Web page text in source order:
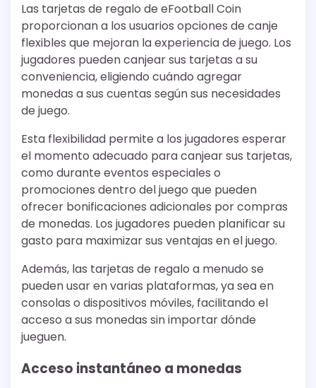
Las tarjetas de regalo de eFootball Coin
proporcionan a los usuarios opciones de canje
flexibles que mejoran la experiencia de juego. Los
jugadores pueden canjear sus tarjetas a su
conveniencia, eligiendo cuándo agregar
monedas a sus cuentas según sus necesidades
de juego.
Esta flexibilidad permite a los jugadores esperar
el momento adecuado para canjear sus tarjetas,
como durante eventos especiales o
promociones dentro del juego que pueden
ofrecer bonificaciones adicionales por compras
de monedas. Los jugadores pueden planificar su
gasto para maximizar sus ventajas en el juego.
Además, las tarjetas de regalo a menudo se
pueden usar en varias plataformas, ya sea en
consolas o dispositivos móviles, facilitando el
acceso a sus monedas sin importar dónde
jueguen.
Acceso instantáneo a monedas